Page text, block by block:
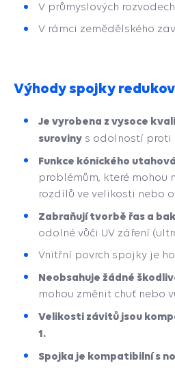
V průmyslových
V rámci zemědělského
Výhody spojky
Je vyrobena z vysoce
suroviny s odolností proti
Funkce kónického
problémům, které mohou
rozdílů ve velikosti nebo
Zabraňují tvorbě řas a
odolné vůči UV záření
Vnitřní povrch spojky je
Neobsahuje žádné
mohou změnit chuť nebo
Velikosti závitů jsou
1.
Spojka je kompatibilní s